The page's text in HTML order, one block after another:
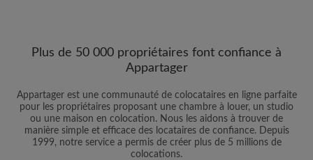
Plus de 50 000 propriétaires font confiance à
Appartager
Appartager est une communauté de colocataires en ligne parfaite
pour les propriétaires proposant une chambre à louer, un studio
ou une maison en colocation. Nous les aidons à trouver de
manière simple et efficace des locataires de confiance. Depuis
1999, notre service a permis de créer plus de 5 millions de
colocations.